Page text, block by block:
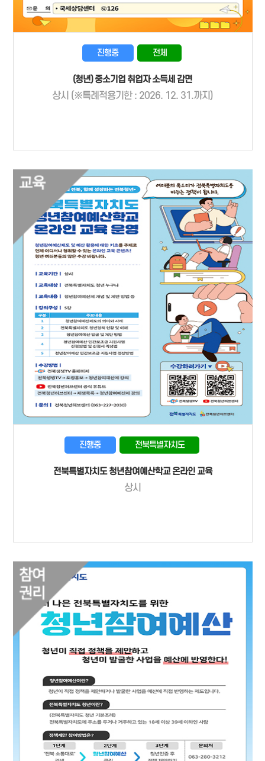
진행중 전체
(청년) 중소기업 취업자 소득세 감면
상시 (※특례적용기한 : 2026. 12. 31.까지)
진행중 전북특별자치도
전북특별자치도 청년참여예산학교 온라인 교육
상시